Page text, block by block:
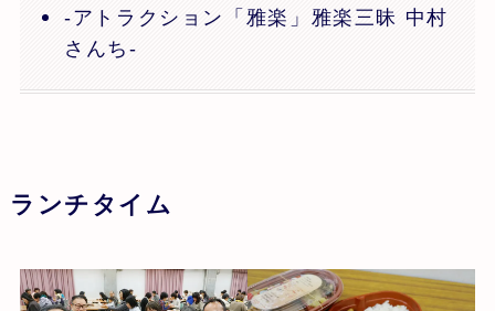
-アトラクション「雅楽」雅楽三昧 中村
さんち-
ランチタイム